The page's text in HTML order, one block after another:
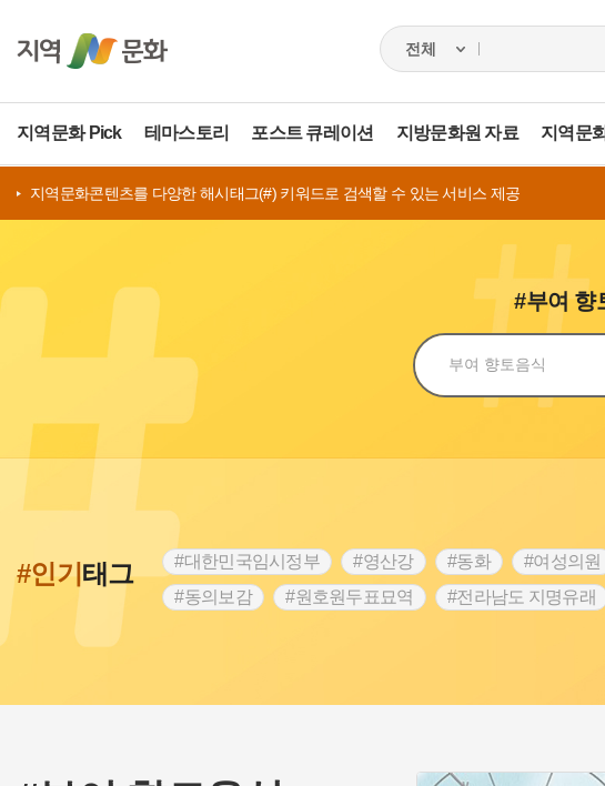
지역문화 Pick 테마스토리 포스트 큐레이션 지방문화원 자료 지역문
지역문화콘텐츠를 다양한 해시태그(#) 키워드로 검색할 수 있는 서비스 제공
#부여 향
검색
#인기태그 #대한민국임시정부 #영산강 #동화 #여성의원
#동의보감
#원호원두표묘역 #전라남도 지명유래
#여성 독립운동가
#산성 #어린이역사콘텐츠
#28독립선언 #내성 #왕